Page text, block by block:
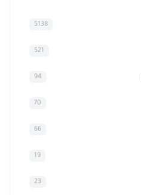
5138
521
94
70
66
19
23